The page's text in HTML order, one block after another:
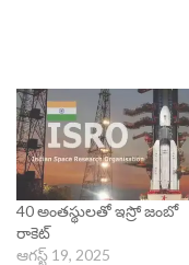
40 అంతస్థులతో ఇస్రో జంబో
రాకెట్
ఆగస్ట్ 19, 2025